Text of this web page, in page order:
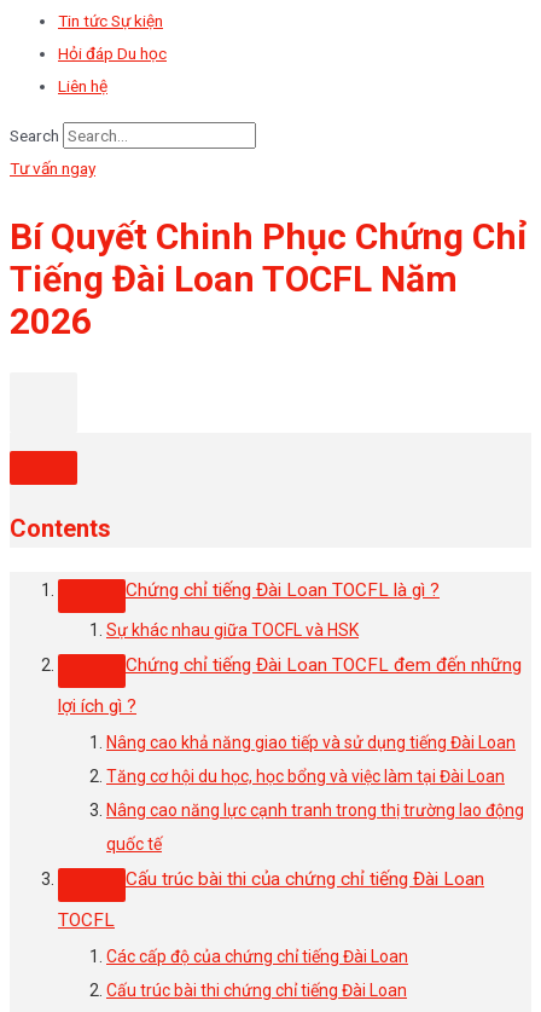
Tin tức Sự kiện
Hỏi đáp Du học
Liên hệ
Search
Tư vấn ngay
Bí Quyết Chinh Phục Chứng Chỉ
Tiếng Đài Loan TOCFL Năm
2026
Contents
Chứng chỉ tiếng Đài Loan TOCFL là gì ?
Sự khác nhau giữa TOCFL và HSK
Chứng chỉ tiếng Đài Loan TOCFL đem đến những
lợi ích gì ?
Nâng cao khả năng giao tiếp và sử dụng tiếng Đài Loan
Tăng cơ hội du học, học bổng và việc làm tại Đài Loan
Nâng cao năng lực cạnh tranh trong thị trường lao động
quốc tế
Cấu trúc bài thi của chứng chỉ tiếng Đài Loan
TOCFL
Các cấp độ của chứng chỉ tiếng Đài Loan
Cấu trúc bài thi chứng chỉ tiếng Đài Loan